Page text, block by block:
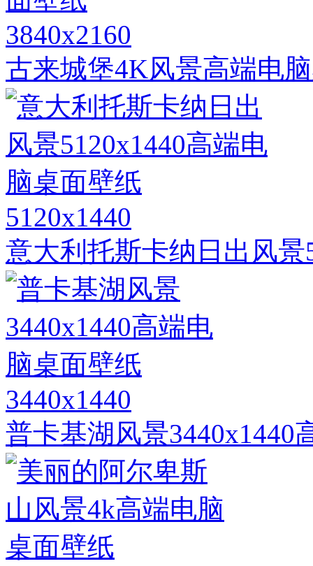
3840x2160
古来城堡4K风景高端电
5120x1440
意大利托斯卡纳日出风
3440x1440
普卡基湖风景3440x1440